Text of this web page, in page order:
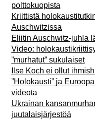
polttokuopista
Kriittistä
Auschwitzissa
Eliitin Auschwitz-juhla
Video:
”murhatut” sukulaiset
Ilse Koch ei ollut
”Holokausti” ja
videota
Ukrainan
juutalaisjärjestöä